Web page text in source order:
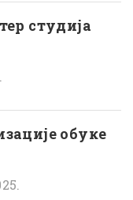
студија
обуке